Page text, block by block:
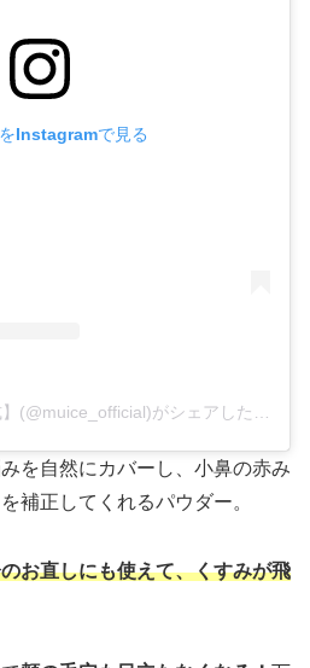
Instagramで見る
を自然にカバーし、小鼻の赤み
補正してくれるパウダー。
お直しにも使えて、くすみが飛